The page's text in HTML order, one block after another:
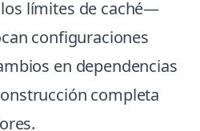
límites de caché—
configuraciones
en dependencias
completa